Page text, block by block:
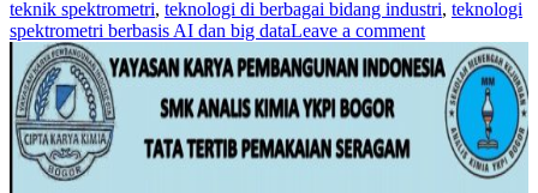
teknik spektrometri, teknologi di berbagai bidang industri, teknologi
spektrometri berbasis AI dan big dataLeave a comment